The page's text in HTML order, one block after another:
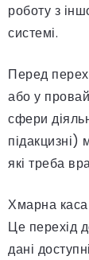
роботу з
системі.
Перед
або у
сфери
підакцизні)
які треба
Хмарна
Це перехід
дані